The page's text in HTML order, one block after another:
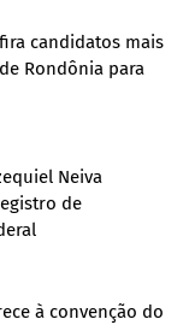
candidatos mais
Rondônia para
Neiva
de
à convenção do